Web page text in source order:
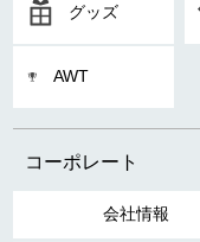
グッズ
AWT
コーポレート
会社情報